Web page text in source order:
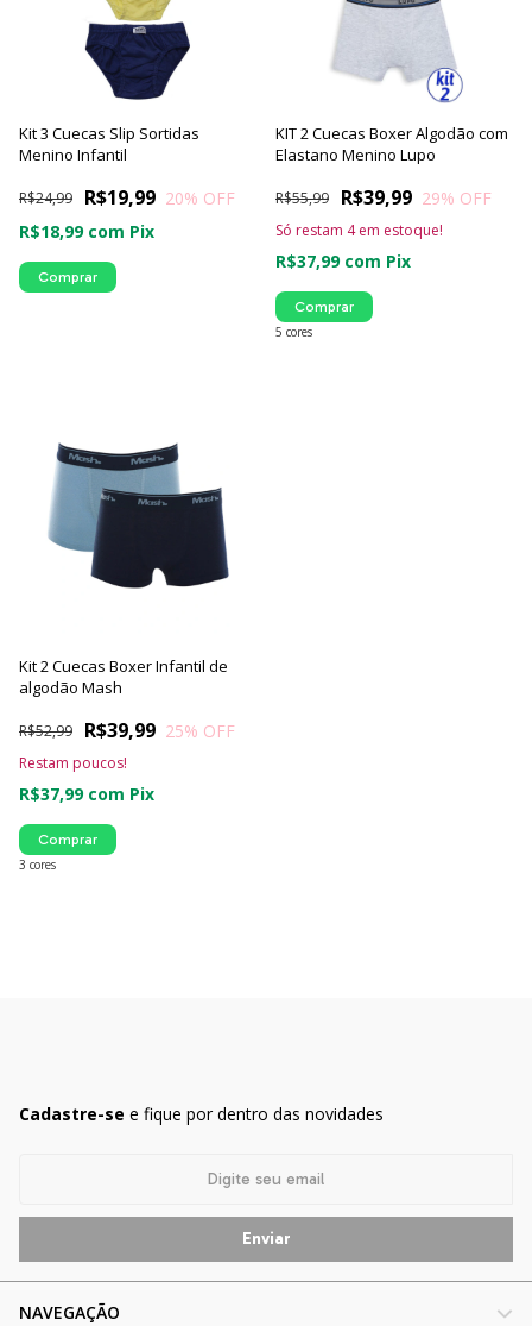
Kit 3 Cuecas Slip Sortidas
Menino Infantil
R$19,99
R$24,99 20% OFF
R$18,99 com Pix
Comprar
KIT 2 Cuecas Boxer Algodão com
Elastano Menino Lupo
R$39,99
R$55,99 29% OFF
R$37,99 com Pix
Só restam 4em estoque!
5 cores
Comprar
Kit 2 Cuecas Boxer Infantil de
algodão Mash
R$39,99
R$52,99 25% OFF
R$37,99 com Pix
Restam poucos!
3 cores
Comprar
Cadastre-se e fique por dentro das novidades
NAVEGAÇÃO